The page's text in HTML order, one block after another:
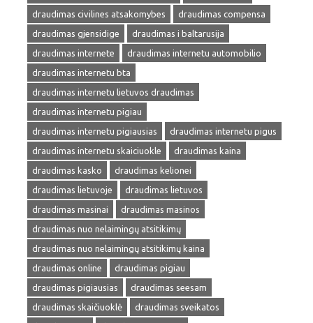
draudimas civilines atsakomybes
draudimas compensa
draudimas gjensidige
draudimas i baltarusija
draudimas internete
draudimas internetu automobilio
draudimas internetu bta
draudimas internetu lietuvos draudimas
draudimas internetu pigiau
draudimas internetu pigiausias
draudimas internetu pigus
draudimas internetu skaiciuokle
draudimas kaina
draudimas kasko
draudimas kelionei
draudimas lietuvoje
draudimas lietuvos
draudimas masinai
draudimas masinos
draudimas nuo nelaimingų atsitikimų
draudimas nuo nelaimingų atsitikimų kaina
draudimas online
draudimas pigiau
draudimas pigiausias
draudimas seesam
draudimas skaičiuoklė
draudimas sveikatos